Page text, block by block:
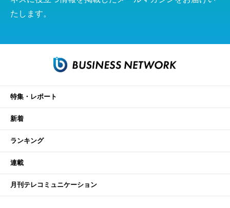
たします。
特集・レポート
新着
ランキング
連載
月刊テレコミュニケーション